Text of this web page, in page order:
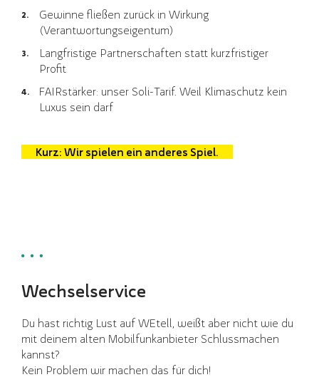
Gewinne fließen zurück in Wirkung
(Verantwortungseigentum)
Langfristige Partnerschaften statt kurzfristiger
Profit
FAIRstärker: unser Soli-Tarif. Weil Klimaschutz kein
Luxus sein darf
Kurz: Wir spielen ein anderes Spiel.
Wechselservice
Du hast richtig Lust auf WEtell, weißt aber nicht wie du
mit deinem alten Mobilfunkanbieter Schlussmachen
kannst?
Kein Problem wir machen das für dich!